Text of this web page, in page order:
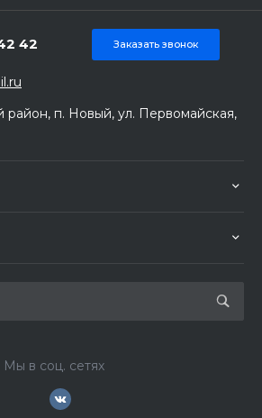
42 Заказать звонок
п. Новый, ул. Первомайская,
Мы в соц. сетях